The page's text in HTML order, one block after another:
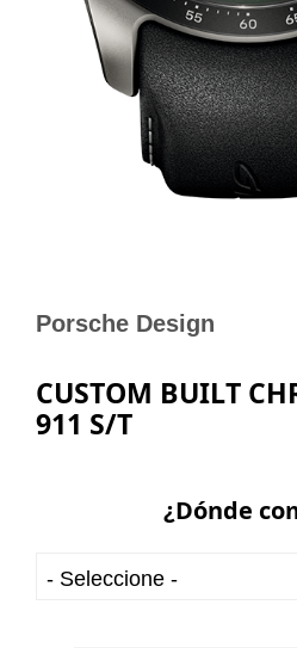
Porsche Design
CUSTOM BUILT
911 S/T
¿Dónde